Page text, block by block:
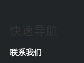
联系我们